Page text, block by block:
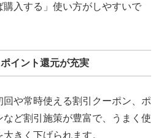
購入する」使い方がしやすいで
イント還元が充実
や常時使える割引クーポン、ポ
ど割引施策が豊富で、うまく使
きく下げられます。